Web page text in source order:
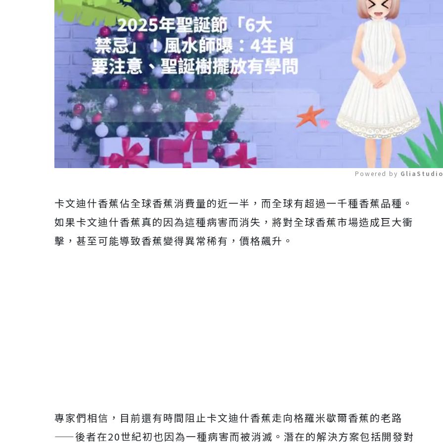
Mute
Powered by
卡文迪什香蕉佔全球香蕉消費量的近一半，而全球有超過一千種香蕉品種。
如果卡文迪什香蕉真的因為這種病害而消失，將對全球香蕉市場造成巨大衝
擊，甚至可能導致香蕉變得異常稀有，價格飆升。
專家們相信，目前還有時間阻止卡文迪什香蕉走向格羅米歇爾香蕉的老路
——後者在20世紀初也因為一種病害而被消滅。潛在的解決方案包括開發對